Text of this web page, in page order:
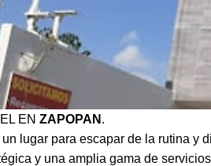
EN ZAPOPAN .
lugar para escapar de la rutina y
y una amplia gama de